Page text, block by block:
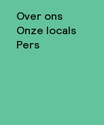
Over ons
Onze locals
Pers